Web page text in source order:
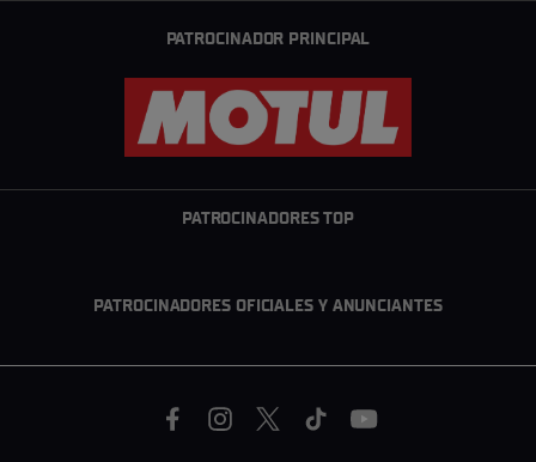
PATROCINADOR PRINCIPAL
PATROCINADORES TOP
PATROCINADORES OFICIALES Y ANUNCIANTES